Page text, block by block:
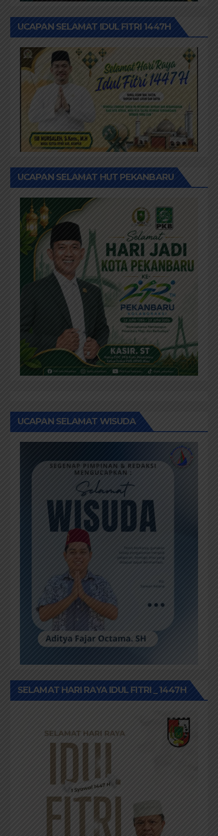
UCAPAN SELAMAT IDUL FITRI 1447H
UCAPAN SELAMAT HUT PEKANBARU
UCAPAN SELAMAT WISUDA
SELAMAT HARI RAYA IDUL FITRI _ 1447H